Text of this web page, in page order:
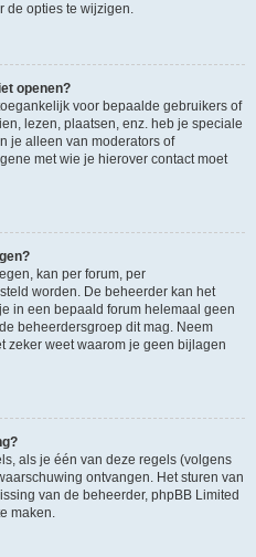
de opties te wijzigen.
openen?
voor bepaalde gebruikers of
lezen, plaatsen, enz. heb je speciale
je alleen van moderators of
met wie je hierover contact moet
kan per forum, per
worden. De beheerder kan het
in een bepaald forum helemaal geen
beheerdersgroep dit mag. Neem
zeker weet waarom je geen bijlagen
als je één van deze regels (volgens
ontvangen. Het sturen van
van de beheerder, phpBB Limited
maken.